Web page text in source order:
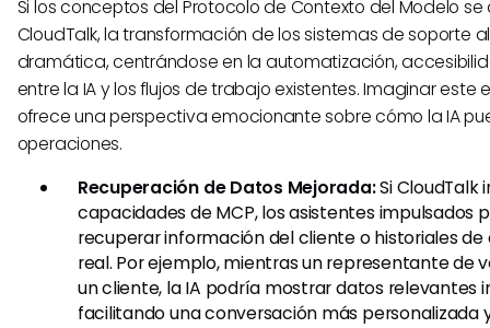
Si los conceptos del Protocolo de Contexto del Modelo
CloudTalk, la transformación de los sistemas de soporte
dramática, centrándose en la automatización,
entre la IA y los flujos de trabajo existentes. Imaginar este
ofrece una perspectiva emocionante sobre cómo la IA
operaciones.
Recuperación de Datos Mejorada:Si CloudTalk
capacidades de MCP, los asistentes impulsados
recuperar información del cliente o historiales
real. Por ejemplo, mientras un representante de
un cliente, la IA podría mostrar datos relevantes
facilitando una conversación más personalizada